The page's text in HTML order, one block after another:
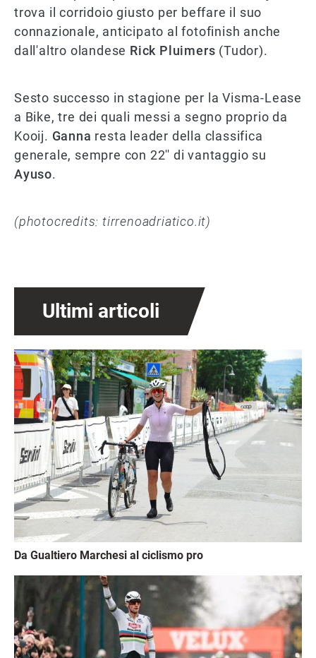
trova il corridoio giusto per beffare il suo
connazionale, anticipato al fotofinish anche
dall'altro olandese Rick Pluimers (Tudor).
Sesto successo in stagione per la Visma-Lease
a Bike, tre dei quali messi a segno proprio da
Kooij. Ganna resta leader della classifica
generale, sempre con 22'' di vantaggio su
Ayuso.
(photocredits: tirrenoadriatico.it)
Ultimi articoli
Immagine
Da Gualtiero Marchesi al ciclismo pro